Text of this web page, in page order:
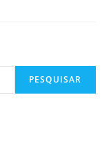
PESQUISAR